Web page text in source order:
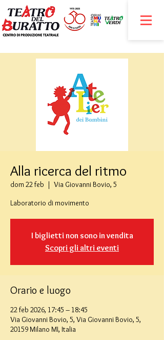
Alla ricerca del ritmo
dom 22 feb
  |
Via Giovanni Bovio, 5
Laboratorio di movimento
I biglietti non sono in vendita
Scopri gli altri eventi
Orario e luogo
22 feb 2026, 17:45 – 18:45
Via Giovanni Bovio, 5, Via Giovanni Bovio, 5,
20159 Milano MI, Italia